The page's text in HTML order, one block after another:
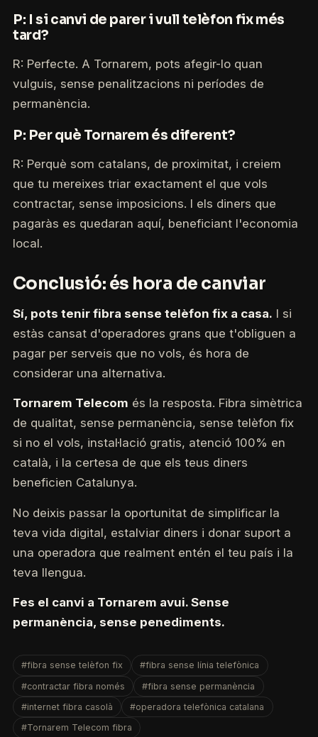
P: I si canvi de parer i vull telèfon fix més
tard?
R: Perfecte. A Tornarem, pots afegir-lo quan
vulguis, sense penalitzacions ni períodes de
permanència.
P: Per què Tornarem és diferent?
R: Perquè som catalans, de proximitat, i creiem
que tu mereixes triar exactament el que vols
contractar, sense imposicions. I els diners que
pagaràs es quedaran aquí, beneficiant l'economia
local.
Conclusió: és hora de canviar
Sí, pots tenir fibra sense telèfon fix a casa. I si
estàs cansat d'operadores grans que t'obliguen a
pagar per serveis que no vols, és hora de
considerar una alternativa.
Tornarem Telecom és la resposta. Fibra simètrica
de qualitat, sense permanència, sense telèfon fix
si no el vols, instal·lació gratis, atenció 100% en
català, i la certesa de que els teus diners
beneficien Catalunya.
No deixis passar la oportunitat de simplificar la
teva vida digital, estalviar diners i donar suport a
una operadora que realment entén el teu país i la
teva llengua.
Fes el canvi a Tornarem avui. Sense
permanència, sense penediments.
#fibra sense telèfon fix
#fibra sense línia telefònica
#contractar fibra només
#fibra sense permanència
#internet fibra casolà
#operadora telefònica catalana
#Tornarem Telecom fibra